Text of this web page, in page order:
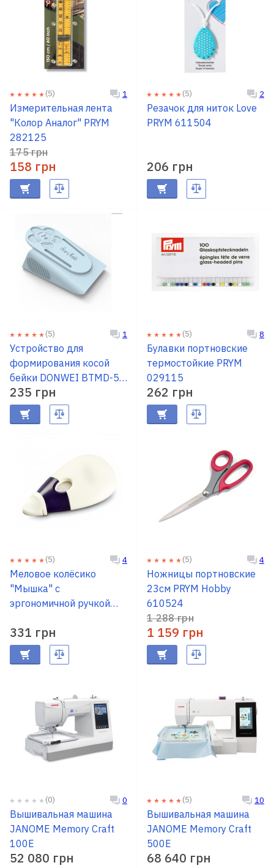
(5) 1
Измерительная лента
"Колор Аналог" PRYM
282125
175 грн
158 грн
(5) 2
Резачок для ниток Love
PRYM 611504
206 грн
(5) 1
Устройство для
формирования косой
бейки DONWEI BTMD-50,
50мм
235 грн
(5) 8
Булавки портновские
термостойкие PRYM
029115
262 грн
(5) 4
Меловое колёсико
"Мышка" с
эргономичной ручкой
331 грн
(5) 4
Ножницы портновские
23см PRYM Hobby
610524
1 288 грн
1 159 грн
(0) 0
Вышивальная машина
JANOME Memory Craft
100E
52 080 грн
(5) 10
Вышивальная машина
JANOME Memory Craft
500E
68 640 грн